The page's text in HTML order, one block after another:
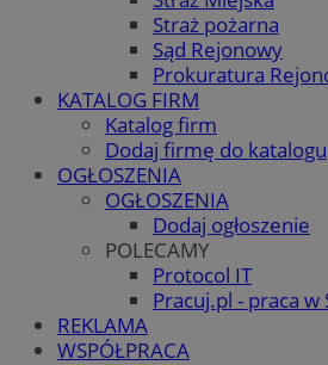
Straż pożarna
Sąd Rejonowy
Prokuratura
KATALOG FIRM
Katalog firm
Dodaj firmę do katalogu
OGŁOSZENIA
OGŁOSZENIA
Dodaj ogłoszenie
POLECAMY
Protocol IT
Pracuj.pl - praca
REKLAMA
WSPÓŁPRACA